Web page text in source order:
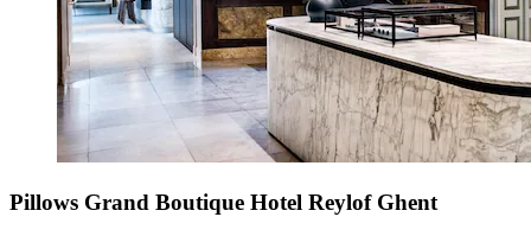
Pillows Grand Boutique Hotel Reylof Ghent